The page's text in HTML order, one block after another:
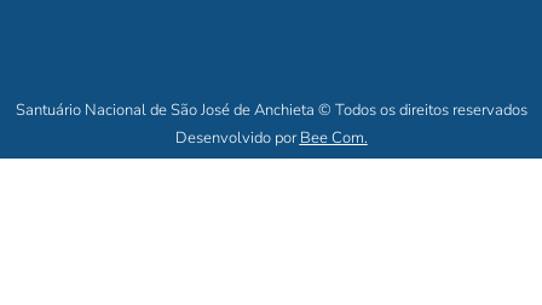
Santuário Nacional de São José de Anchieta © Todos os direitos reservados
Desenvolvido porBee Com.